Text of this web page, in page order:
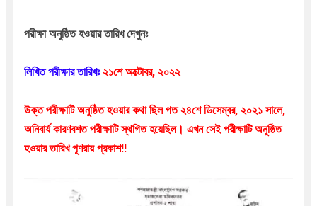
পরীক্ষা অনুষ্ঠিত হওয়ার তারিখ দেখুনঃ
লিখিত পরীক্ষার তারিখঃ২১শে অক্টোবর, ২০২২
উক্ত পরীক্ষাটি অনুষ্ঠিত হওয়ার কথা ছিল গত ২৪শে ডিসেম্বর, ২০২১ সালে,
অনিবার্য কারণবশত পরীক্ষাটি স্থগিত হয়েছিল। এখন সেই পরীক্ষাটি অনুষ্ঠিত
হওয়ার তারিখ পূণরায় প্রকাশ!!